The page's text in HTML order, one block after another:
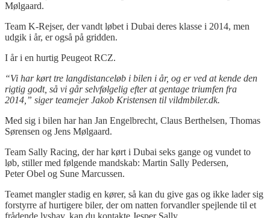
Mølgaard.
Team K-Rejser, der vandt løbet i Dubai deres klasse i 2014, men
udgik i år, er også på gridden.
I år i en hurtig Peugeot RCZ.
“Vi har kørt tre langdistanceløb i bilen i år, og er ved at kende den
rigtig godt, så vi går selvfølgelig efter at gentage triumfen fra
2014,” siger teamejer Jakob Kristensen til vildmbiler.dk.
Med sig i bilen har han Jan Engelbrecht, Claus Berthelsen, Thomas
Sørensen og Jens Mølgaard.
Team Sally Racing, der har kørt i Dubai seks gange og vundet to
løb, stiller med følgende mandskab: Martin Sally Pedersen,
Peter Obel og Sune Marcussen.
Teamet mangler stadig en kører, så kan du give gas og ikke lader sig
forstyrre af hurtigere biler, der om natten forvandler spejlende til et
frådende lyshav, kan du kontakte Jesper Sally.